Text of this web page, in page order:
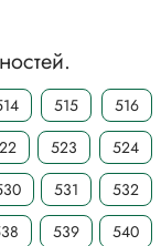
515
516
523
524
531
532
539
540